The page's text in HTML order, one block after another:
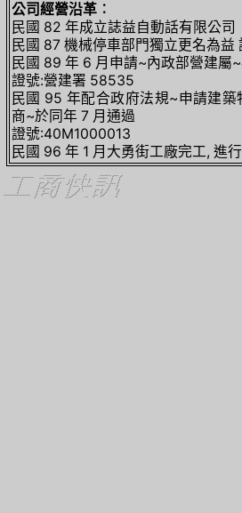
公司經營沿革︰
民國 82 年成立誌益自動話有限公司
民國 87 機械停車部門獨立更名為益
民國 89 年 6 月申請~內政部營建屬
證號:營建署 58535
民國 95 年配合政府法規~申請建
商~於同年 7 月通過
證號:40M1000013
民國 96 年 1 月大勇街工廠完工, 進